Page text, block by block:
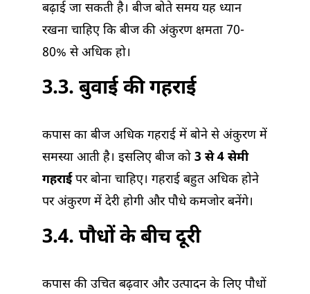
बढ़ाई जा सकती है। बीज बोते समय यह ध्यान
रखना चाहिए कि बीज की अंकुरण क्षमता 70-
80% से अधिक हो।
3.3. बुवाई की गहराई
कपास का बीज अधिक गहराई में बोने से अंकुरण में
समस्या आती है। इसलिए बीज को 3 से 4 सेमी
गहराईपर बोना चाहिए। गहराई बहुत अधिक होने
पर अंकुरण में देरी होगी और पौधे कमजोर बनेंगे।
3.4. पौधों के बीच दूरी
कपास की उचित बढ़वार और उत्पादन के लिए पौधों